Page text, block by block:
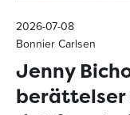
2026-07-08
Bonnier Carlsen
Jenny
berättelser